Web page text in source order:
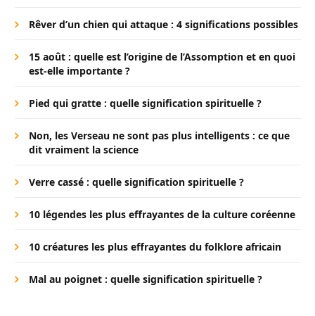
Rêver d’un chien qui attaque : 4 significations possibles
15 août : quelle est l’origine de l’Assomption et en quoi
est-elle importante ?
Pied qui gratte : quelle signification spirituelle ?
Non, les Verseau ne sont pas plus intelligents : ce que
dit vraiment la science
Verre cassé : quelle signification spirituelle ?
10 légendes les plus effrayantes de la culture coréenne
10 créatures les plus effrayantes du folklore africain
Mal au poignet : quelle signification spirituelle ?